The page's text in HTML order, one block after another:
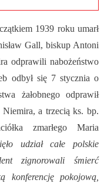
1939 roku umarł
Gall, biskup Antoni
odprawili nabożeństwo
odbył się 7 stycznia o
żałobnego odprawił
a trzecią ks. bp.
zmarłego Maria
udział całe polskie
zignorowali śmierć
konferencję pokojową,